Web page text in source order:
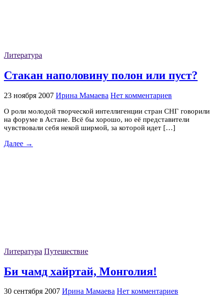
Литература
Cтакан наполовину полон или пуст?
23 ноября 2007 Ирина Мамаева Нет комментариев
О роли молодой творческой интеллигенции стран СНГ говорили
на форуме в Астане. Всё бы хорошо, но её представители
чувствовали себя некой ширмой, за которой идет […]
Далее →
Литература Путешествие
Би чамд хайртай, Монголия!
30 сентября 2007 Ирина Мамаева Нет комментариев